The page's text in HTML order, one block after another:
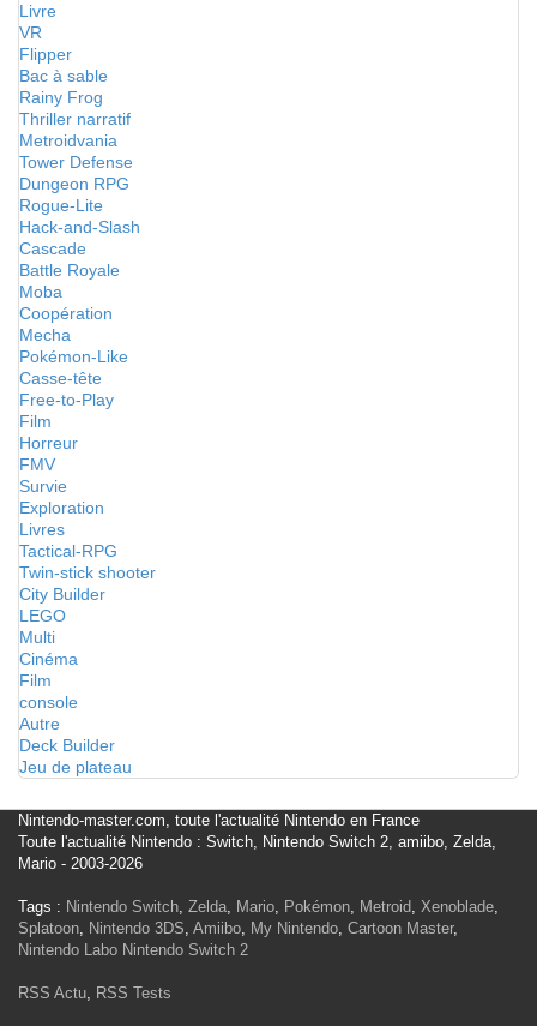
Livre
VR
Flipper
Bac à sable
Rainy Frog
Thriller narratif
Metroidvania
Tower Defense
Dungeon RPG
Rogue-Lite
Hack-and-Slash
Cascade
Battle Royale
Moba
Coopération
Mecha
Pokémon-Like
Casse-tête
Free-to-Play
Film
Horreur
FMV
Survie
Exploration
Livres
Tactical-RPG
Twin-stick shooter
City Builder
LEGO
Multi
Cinéma
Film
console
Autre
Deck Builder
Jeu de plateau
Nintendo-master.com, toute l'actualité Nintendo en France
Toute l'actualité Nintendo : Switch, Nintendo Switch 2, amiibo, Zelda,
Mario - 2003-2026
Tags : Nintendo Switch, Zelda, Mario, Pokémon, Metroid, Xenoblade,
Splatoon, Nintendo 3DS, Amiibo, My Nintendo, Cartoon Master,
Nintendo Labo Nintendo Switch 2
RSS Actu, RSS Tests